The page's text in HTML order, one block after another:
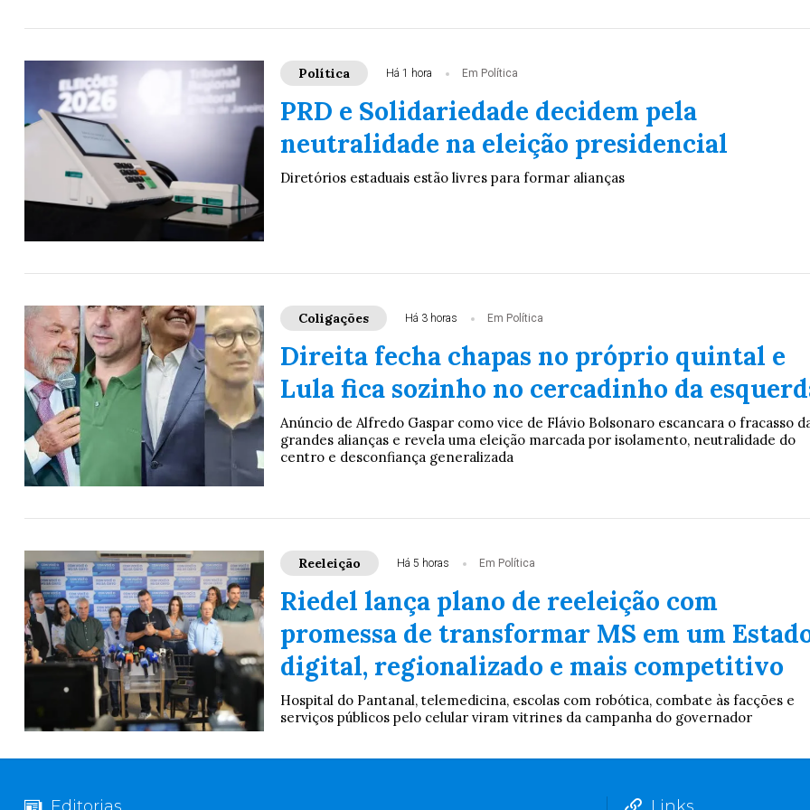
Política Há 1 hora Em Política
PRD e Solidariedade decidem pela
neutralidade na eleição presidencial
Diretórios estaduais estão livres para formar alianças
Coligações Há 3 horas Em Política
Direita fecha chapas no próprio quintal e
Lula fica sozinho no cercadinho da
Anúncio de Alfredo Gaspar como vice de Flávio Bolsonaro escancara o fracasso
grandes alianças e revela uma eleição marcada por isolamento, neutralidade do
centro e desconfiança generalizada
Reeleição Há 5 horas Em Política
Riedel lança plano de reeleição com
promessa de transformar MS em um
digital, regionalizado e mais competitivo
Hospital do Pantanal, telemedicina, escolas com robótica, combate às facções e
serviços públicos pelo celular viram vitrines da campanha do governador